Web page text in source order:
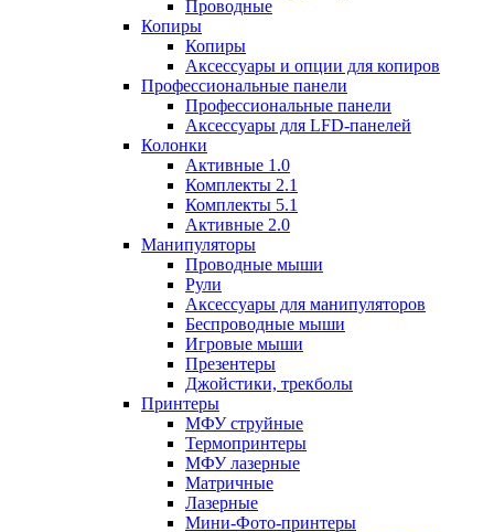
Проводные
Копиры
Копиры
Аксессуары и опции для копиров
Профессиональные панели
Профессиональные панели
Аксессуары для LFD-панелей
Колонки
Активные 1.0
Комплекты 2.1
Комплекты 5.1
Активные 2.0
Манипуляторы
Проводные мыши
Рули
Аксессуары для манипуляторов
Беспроводные мыши
Игровые мыши
Презентеры
Джойстики, трекболы
Принтеры
МФУ струйные
Термопринтеры
МФУ лазерные
Матричные
Лазерные
Мини-Фото-принтеры